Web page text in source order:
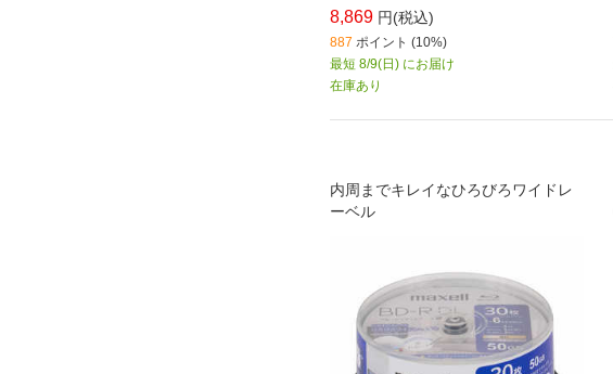
8,869 円(税込)
887 ポイント (10%)
最短 8/9(日) にお届け
在庫あり
内周までキレイなひろびろワイドレ
ーベル